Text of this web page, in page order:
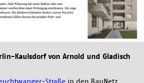
Kaulsdorf von Arnold und Gladisch